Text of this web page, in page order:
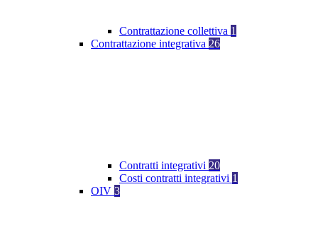
Contrattazione collettiva 1
Contrattazione integrativa 26
Contratti integrativi 20
Costi contratti integrativi 1
OIV 3